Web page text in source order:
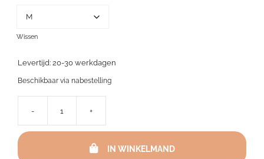
Wissen
Levertijd: 20-30 werkdagen
Beschikbaar via nabestelling
-
Donna
unisex
+
IN WINKELMAND